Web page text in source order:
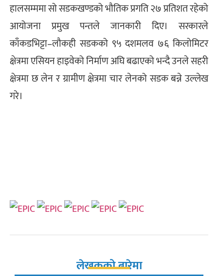
हालसम्ममा सो सडकखण्डको भौतिक प्रगति २७ प्रतिशत रहेको
आयोजना प्रमुख पन्तले जानकारी दिए। सरकारले
काँकडभिट्टा–लौकही सडकको ९५ दशमलव ७६ किलोमिटर
क्षेत्रमा एसियन हाइवेको निर्माण अघि बढाएको भन्दै उनले सहरी
क्षेत्रमा छ लेन र ग्रामीण क्षेत्रमा चार लेनको सडक बन्ने उल्लेख
गरे।
लेखकको बारेमा